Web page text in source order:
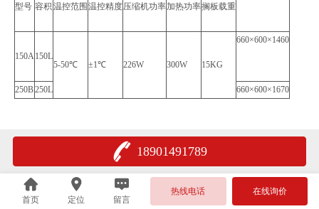
型号 容积 温控范围温控精度压缩机功率加热功率搁板载重
150A 150L
5-50℃
±1℃ 226W 300W 15KG
660×600×1460
250B250L 660×600×1670
18901491789
首页 定位 留言
热线电话 在线询价